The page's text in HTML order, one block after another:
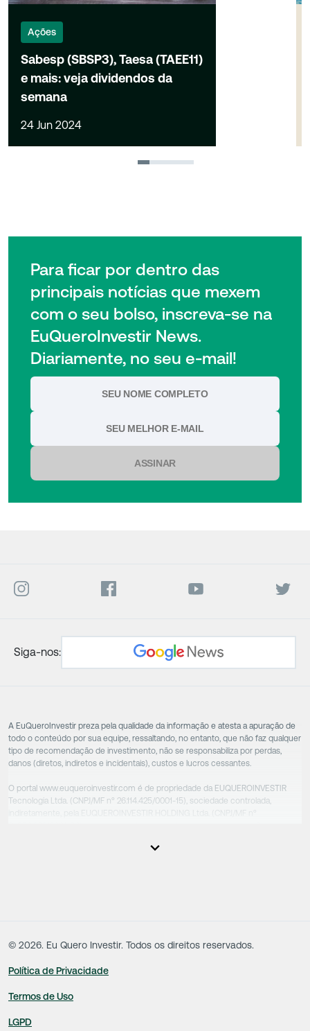
Ações
Sabesp (SBSP3), Taesa (TAEE11)
e mais: veja dividendos da
semana
24 Jun 2024
1 2 3 4
Para ficar por dentro das
principais notícias que mexem
com o seu bolso, inscreva-se na
EuQueroInvestir News.
Diariamente, no seu e-mail!
ASSINAR
Siga-nos:
A EuQueroInvestir preza pela qualidade da informação e atesta a apuração de
todo o conteúdo por sua equipe, ressaltando, no entanto, que não faz qualquer
tipo de recomendação de investimento, não se responsabiliza por perdas,
danos (diretos, indiretos e incidentais), custos e lucros cessantes.
O portal www.euqueroinvestir.com é de propriedade da EUQUEROINVESTIR
Tecnologia Ltda. (CNPJ/MF nº 26.114.425/0001-15), sociedade controlada,
responsáveis tecnicamente são totalmente independentes, sendo que estes
© 2026. Eu Quero Investir. Todos os direitos reservados.
Política de Privacidade
Termos de Uso
LGPD